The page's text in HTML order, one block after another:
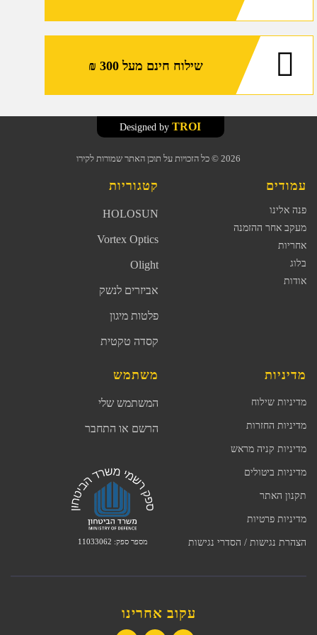
שילוח חינם מעל 300 ₪
2026 © כל הזכויות על תוכן האתר שמורות לקירו
TROI
עמודים
פנה אלינו
מעקב אחר ההזמנה
אחריות
בלוג
אודות
קטגוריות
HOLOSUN
Vortex Optics
Olight
אביזרים לנשק
פלטות מיגון
קסדה טקטית
מדיניות
מדיניות שילוח
מדיניות החזרות
מדיניות קניה מראש
מדיניות ביטולים
תקנון האתר
מדיניות פרטיות
הצהרת נגישות / הסדרי נגישות
משתמש
המשתמש שלי
הרשם או התחבר
מספר ספק: 11033062
עקוב אחרינו